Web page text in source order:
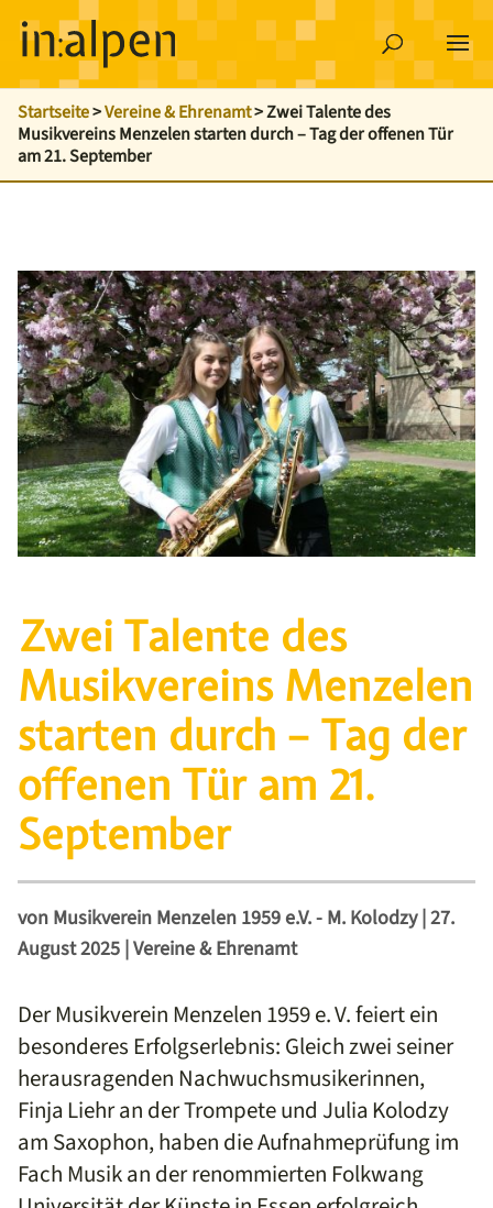
Startseite>Vereine & Ehrenamt>Zwei Talente des
Musikvereins Menzelen starten durch – Tag der offenen Tür
am 21. September
Zwei Talente des
Musikvereins Menzelen
starten durch – Tag der
offenen Tür am 21.
September
von Musikverein Menzelen 1959 e.V. - M. Kolodzy| 27.
August 2025| Vereine & Ehrenamt
Der Musikverein Menzelen 1959 e. V. feiert ein
besonderes Erfolgserlebnis: Gleich zwei seiner
herausragenden Nachwuchsmusikerinnen,
Finja Liehr an der Trompete und Julia Kolodzy
am Saxophon, haben die Aufnahmeprüfung im
Fach Musik an der renommierten Folkwang